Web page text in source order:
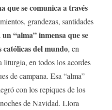
que se comunica a través
grandezas, santidades
un “alma” inmensa que se
católicas del mundo, en
liturgia, en todos los acordes
de campana. Esa “alma”
con los repiques de los
de Navidad. Llora